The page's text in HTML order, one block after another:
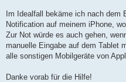
Im Idealfall bekäme ich nach dem
Notification auf meinem iPhone,
Zur Not würde es auch gehen,
manuelle Eingabe auf dem Tablet
alle sonstigen Mobilgeräte von
Danke vorab für die Hilfe!